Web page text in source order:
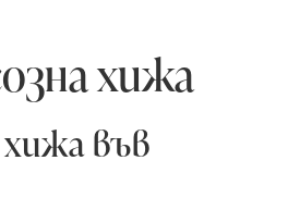
хижа
във